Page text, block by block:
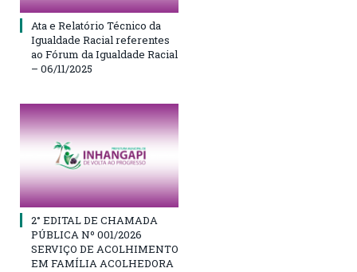
Ata e Relatório Técnico da
Igualdade Racial referentes
ao Fórum da Igualdade Racial
– 06/11/2025
2° EDITAL DE CHAMADA
PÚBLICA Nº 001/2026
SERVIÇO DE ACOLHIMENTO
EM FAMÍLIA ACOLHEDORA